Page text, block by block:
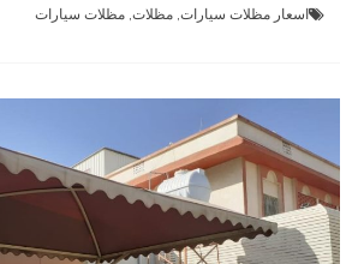
اسعار مظلات سيارات, مظلات, مظلات سيارات